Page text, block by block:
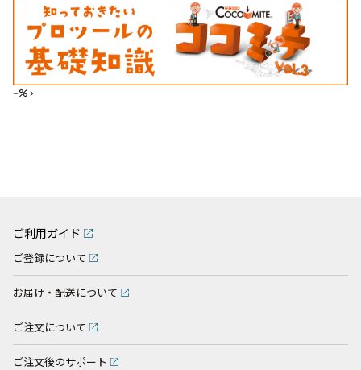
--%>
ご利用ガイド
ご登録について
お届け・配送について
ご注文について
ご注文後のサポート